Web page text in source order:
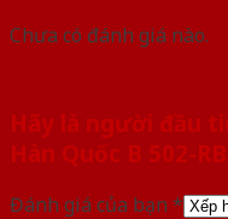
Chưa có đánh giá nào.
Hãy là người đầu
Hàn Quốc B 502-
Đánh giá của bạn *